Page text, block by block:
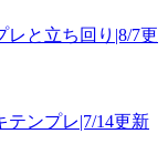
レと立ち回り|8/7更
ンプレ|7/14更新